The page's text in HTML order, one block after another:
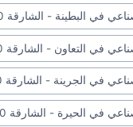
البطينة - الشارقة 0582482610
التعاون - الشارقة 0582482610
الجرينة - الشارقة 0582482610
الحيرة - الشارقة 0582482610